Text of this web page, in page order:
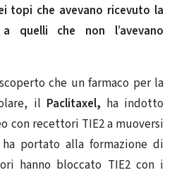
topi che avevano ricevuto la
quelli che non l’avevano
che un farmaco per la
il Paclitaxel, ha indotto
con recettori TIE2 a muoversi
portato alla formazione di
hanno bloccato TIE2 con i